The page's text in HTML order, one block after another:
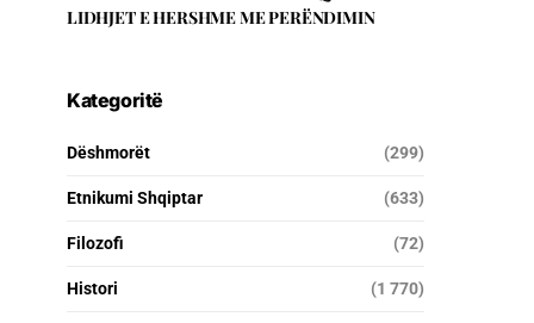
LIDHJET E HERSHME ME PERËNDIMIN
Kategoritë
Dëshmorët (299)
Etnikumi Shqiptar (633)
Filozofi (72)
Histori (1 770)